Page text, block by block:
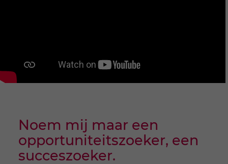
Noem mij maar een
opportuniteitszoeker, een
succeszoeker.